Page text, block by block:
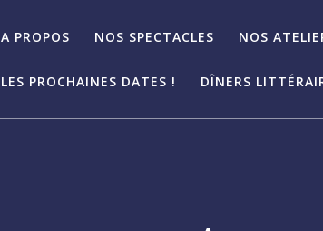
A PROPOS NOS SPECTACLES NOS
LES PROCHAINES DATES ! DÎNERS